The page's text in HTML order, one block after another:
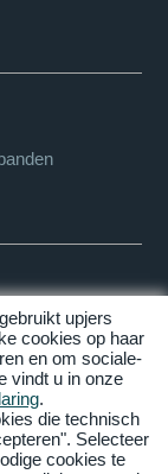
Barrière
vrijheid
upjers
cookies op haar
en om sociale-
vindt u in onze
.
die technisch
Selecteer
cookies te